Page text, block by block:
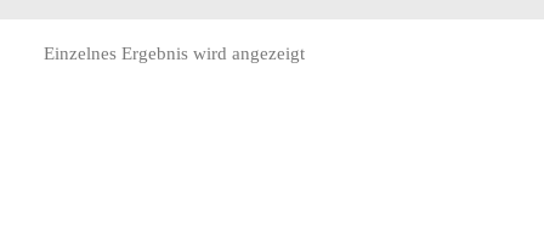
Einzelnes Ergebnis wird angezeigt